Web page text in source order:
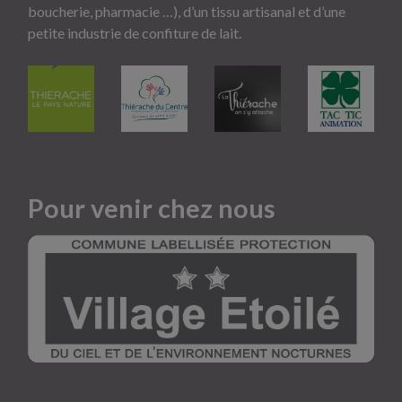
boucherie, pharmacie …), d’un tissu artisanal et d’une
petite industrie de confiture de lait.
Pour venir chez nous